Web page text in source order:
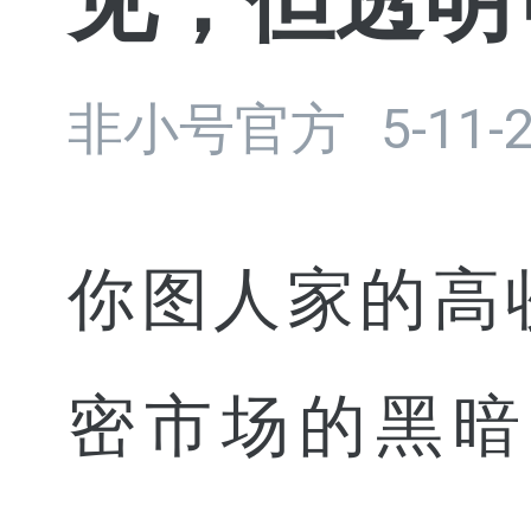
非小号官方 5-11-
你图人家的高
密市场的黑